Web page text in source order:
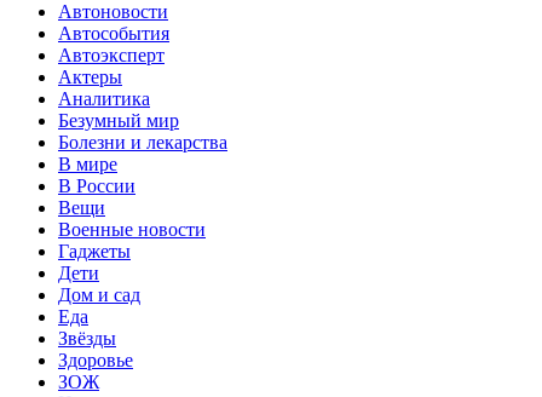
Автоновости
Автособытия
Автоэксперт
Актеры
Аналитика
Безумный мир
Болезни и лекарства
В мире
В России
Вещи
Военные новости
Гаджеты
Дети
Дом и сад
Еда
Звёзды
Здоровье
ЗОЖ